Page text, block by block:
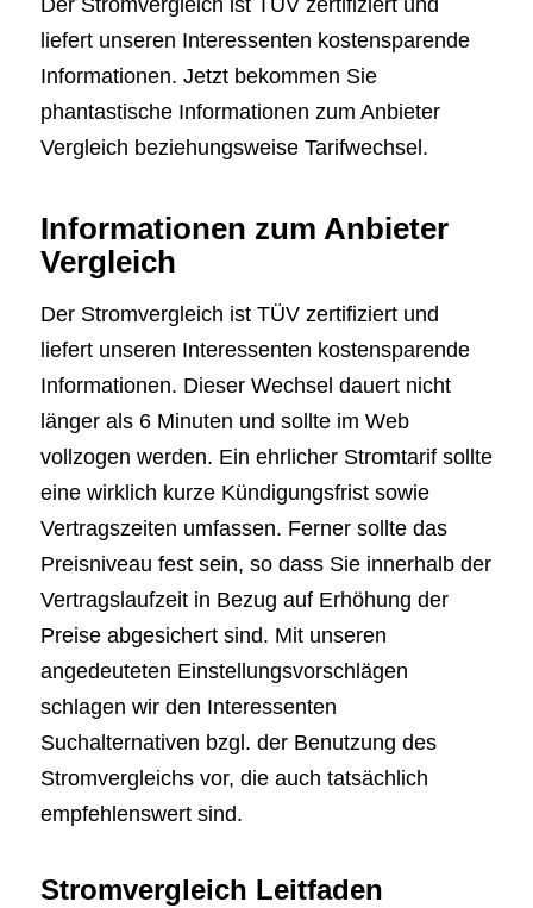
Der Stromvergleich ist TÜV zertifiziert und
liefert unseren Interessenten kostensparende
Informationen. Jetzt bekommen Sie
phantastische Informationen zum Anbieter
Vergleich beziehungsweise Tarifwechsel.
Informationen zum Anbieter
Vergleich
Der Stromvergleich ist TÜV zertifiziert und
liefert unseren Interessenten kostensparende
Informationen. Dieser Wechsel dauert nicht
länger als 6 Minuten und sollte im Web
vollzogen werden. Ein ehrlicher Stromtarif sollte
eine wirklich kurze Kündigungsfrist sowie
Vertragszeiten umfassen. Ferner sollte das
Preisniveau fest sein, so dass Sie innerhalb der
Vertragslaufzeit in Bezug auf Erhöhung der
Preise abgesichert sind. Mit unseren
angedeuteten Einstellungsvorschlägen
schlagen wir den Interessenten
Suchalternativen bzgl. der Benutzung des
Stromvergleichs vor, die auch tatsächlich
empfehlenswert sind.
Stromvergleich Leitfaden